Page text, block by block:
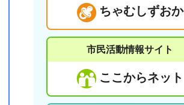
ちゃむしずおか
市民活動情報サイト
ここからネット